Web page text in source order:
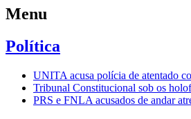
Menu
Política
UNITA acusa polícia de atentado
Tribunal Constitucional sob os
PRS e FNLA acusados de andar